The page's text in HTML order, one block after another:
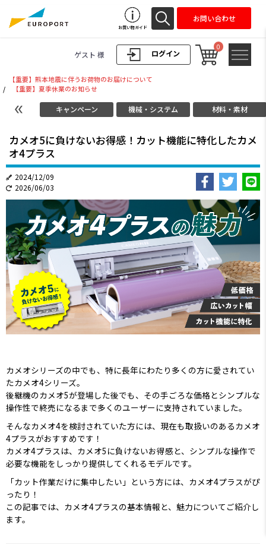
ログイン
ゲスト 様
0
お買い物ガイド
お問い合わせ
【重要】熊本地震に伴うお荷物のお届けについて
/
【重要】夏季休業のお知らせ
キャンペーン 機械・システム 材料・素材
カメオ5に負けないお得感！カット機能に特化したカメ
オ4プラス
2024/12/09
2026/06/03
カメオシリーズの中でも、特に長年にわたり多くの方に愛されてい
たカメオ4シリーズ。
後継機のカメオ5が登場した後でも、その手ごろな価格とシンプルな
操作性で終売になるまで多くのユーザーに支持されていました。
そんなカメオ4を検討されていた方には、現在も取扱いのあるカメオ
4プラスがおすすめです！
カメオ4プラスは、カメオ5に負けないお得感と、シンプルな操作で
必要な機能をしっかり提供してくれるモデルです。
「カット作業だけに集中したい」という方には、カメオ4プラスがぴ
ったり！
この記事では、カメオ4プラスの基本情報と、魅力についてご紹介し
ます。